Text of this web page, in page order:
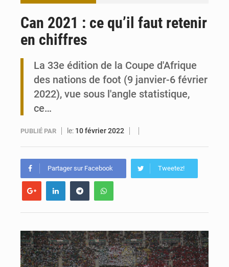
Travail domestique non rémunéré : à Saly, l’Afrique veut en mesurer la valeur
Maurice : Démission de la ministre Véronique Leu-Govind
Can 2021 : ce qu’il faut retenir
en chiffres
La 33e édition de la Coupe d'Afrique
des nations de foot (9 janvier-6 février
2022), vue sous l'angle statistique,
ce…
PUBLIÉ PAR le: 10 février 2022
Partager sur Facebook Tweetez!